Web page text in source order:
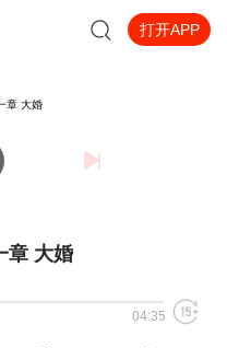
打开APP
章 大婚
04:35